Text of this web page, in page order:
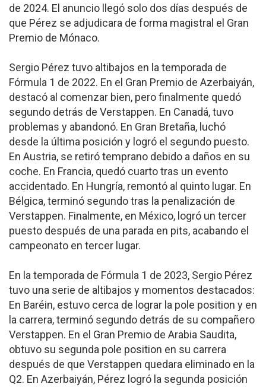
de 2024. El anuncio llegó solo dos días después de
que Pérez se adjudicara de forma magistral el Gran
Premio de Mónaco.
Sergio Pérez tuvo altibajos en la temporada de
Fórmula 1 de 2022. En el Gran Premio de Azerbaiyán,
destacó al comenzar bien, pero finalmente quedó
segundo detrás de Verstappen. En Canadá, tuvo
problemas y abandonó. En Gran Bretaña, luchó
desde la última posición y logró el segundo puesto.
En Austria, se retiró temprano debido a daños en su
coche. En Francia, quedó cuarto tras un evento
accidentado. En Hungría, remontó al quinto lugar. En
Bélgica, terminó segundo tras la penalización de
Verstappen. Finalmente, en México, logró un tercer
puesto después de una parada en pits, acabando el
campeonato en tercer lugar.
En la temporada de Fórmula 1 de 2023, Sergio Pérez
tuvo una serie de altibajos y momentos destacados:
En Baréin, estuvo cerca de lograr la pole position y en
la carrera, terminó segundo detrás de su compañero
Verstappen. En el Gran Premio de Arabia Saudita,
obtuvo su segunda pole position en su carrera
después de que Verstappen quedara eliminado en la
Q2. En Azerbaiyán, Pérez logró la segunda posición